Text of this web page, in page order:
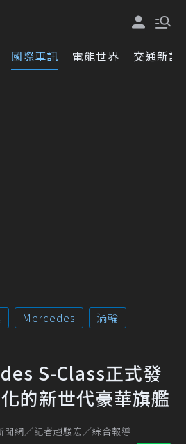
國際車訊 電能世界 交通新訊
Mercedes
渦輪
S-Class正式發
的新世代豪華旗艦
聞網／記者趙駿宏／綜合報導